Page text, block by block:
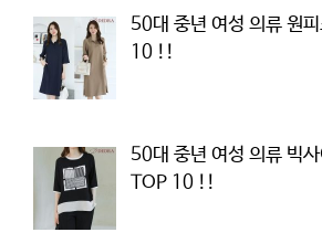
50대 중년 여성 의류 원
10 !!
50대 중년 여성 의류 빅
TOP 10 !!